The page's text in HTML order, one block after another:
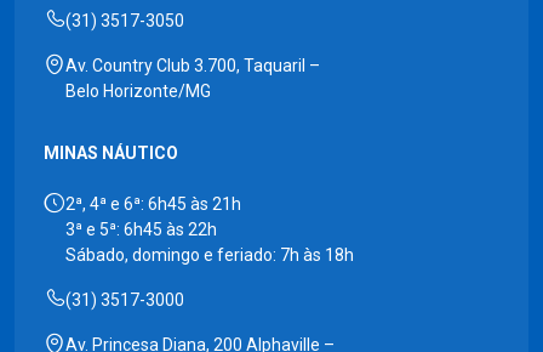
(31) 3517-3050
Av. Country Club 3.700, Taquaril –
Belo Horizonte/MG
MINAS NÁUTICO
2ª, 4ª e 6ª: 6h45 às 21h
3ª e 5ª: 6h45 às 22h
Sábado, domingo e feriado: 7h às 18h
(31) 3517-3000
Av. Princesa Diana, 200 Alphaville –